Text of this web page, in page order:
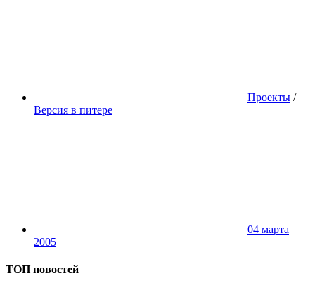
Проекты /
Версия в питере
04 марта
2005
ТОП новостей